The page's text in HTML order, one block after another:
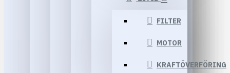
FILTER
MOTOR
KRAFTÖVERFÖRING